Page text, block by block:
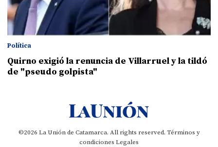
Política
Quirno exigió la renuncia de Villarruel y la tildó
de "pseudo golpista"
©2026 La Unión de Catamarca. All rights reserved. Términos y
condiciones Legales